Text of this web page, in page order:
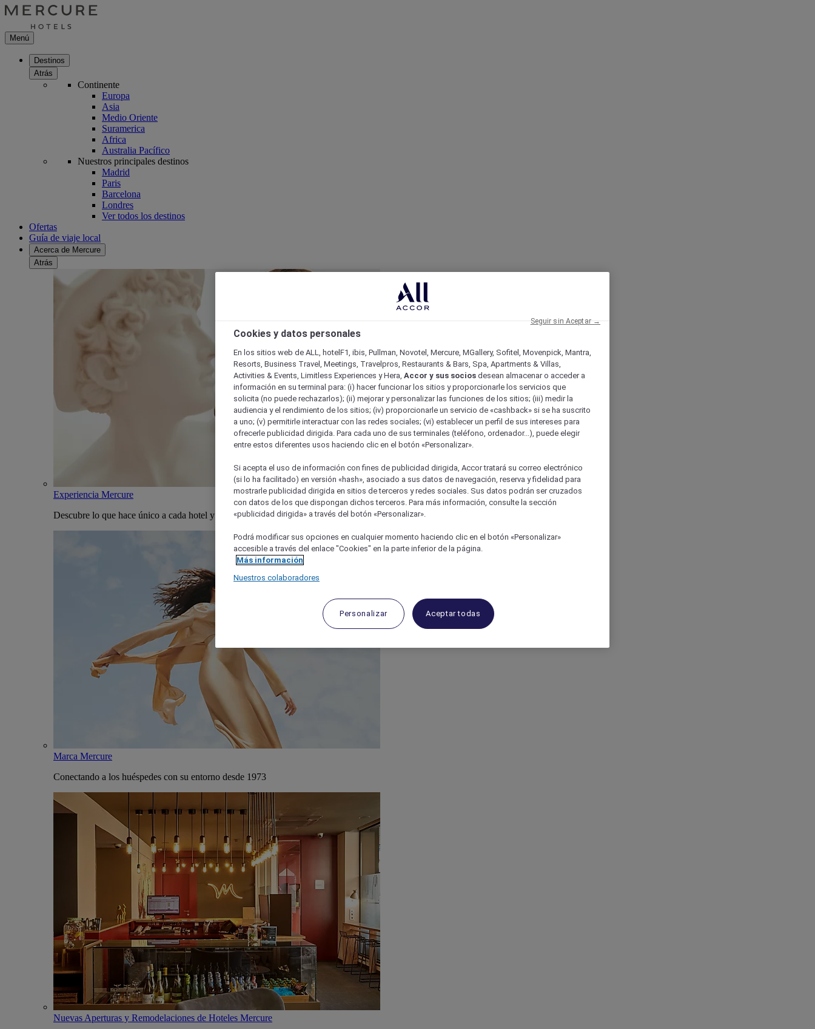
Menú
Destinos
Atrás
Continente
Europa
Asia
Medio Oriente
Suramerica
Africa
Australia Pacífico
Nuestros principales destinos
Madrid
Paris
Barcelona
Londres
Ver todos los destinos
Ofertas
Guía de viaje local
Acerca de Mercure
Atrás
Experiencia Mercure
Descubre lo que hace único a cada hotel y estancia Mercure
Marca Mercure
Conectando a los huéspedes con su entorno desde 1973
Nuevas Aperturas y Remodelaciones de Hoteles Mercure
Cookies y datos personales
En los sitios web de ALL, hotelF1, ibis, Pullman, Novotel, Mercure, MGallery, Sofitel, Movenpick, Mantra,
Resorts, Business Travel, Meetings, Travelpros, Restaurants & Bars, Spa, Apartments & Villas,
Activities & Events, Limitless Experiences y Hera, Accor y sus socios desean almacenar o acceder a
información en su terminal para: (i) hacer funcionar los sitios y proporcionarle los servicios que
solicita (no puede rechazarlos); (ii) mejorar y personalizar las funciones de los sitios; (iii) medir la
audiencia y el rendimiento de los sitios; (iv) proporcionarle un servicio de «cashback» si se ha suscrito
a uno; (v) permitirle interactuar con las redes sociales; (vi) establecer un perfil de sus intereses para
ofrecerle publicidad dirigida. Para cada uno de sus terminales (teléfono, ordenador...), puede elegir
entre estos diferentes usos haciendo clic en el botón «Personalizar».
Si acepta el uso de información con fines de publicidad dirigida, Accor tratará su correo electrónico
(si lo ha facilitado) en versión «hash», asociado a sus datos de navegación, reserva y fidelidad para
mostrarle publicidad dirigida en sitios de terceros y redes sociales. Sus datos podrán ser cruzados
con datos de los que dispongan dichos terceros. Para más información, consulte la sección
«publicidad dirigida» a través del botón «Personalizar».
Podrá modificar sus opciones en cualquier momento haciendo clic en el botón «Personalizar»
accesible a través del enlace "Cookies" en la parte inferior de la página.
Más información
Nuestros colaboradores
Personalizar Aceptar todas
Seguir sin Aceptar →